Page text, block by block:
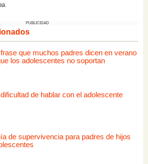
PUBLICIDAD
que muchos padres dicen en verano
los adolescentes no soportan
de hablar con el adolescente
de supervivencia para padres de hijos